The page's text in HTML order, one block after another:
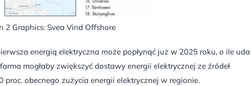
2 Graphics: Svea Vind Offshore
energią elektryczna może popłynąć już w 2025 roku, o ile uda
mogłaby zwiększyć dostawy energii elektrycznej ze źródeł
obecnego zużycia energii elektrycznej w regionie.